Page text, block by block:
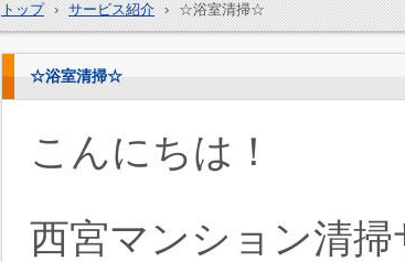
トップ › サービス紹介 › ☆浴室清掃☆
☆浴室清掃☆
こんにちは！
西宮マンション清掃